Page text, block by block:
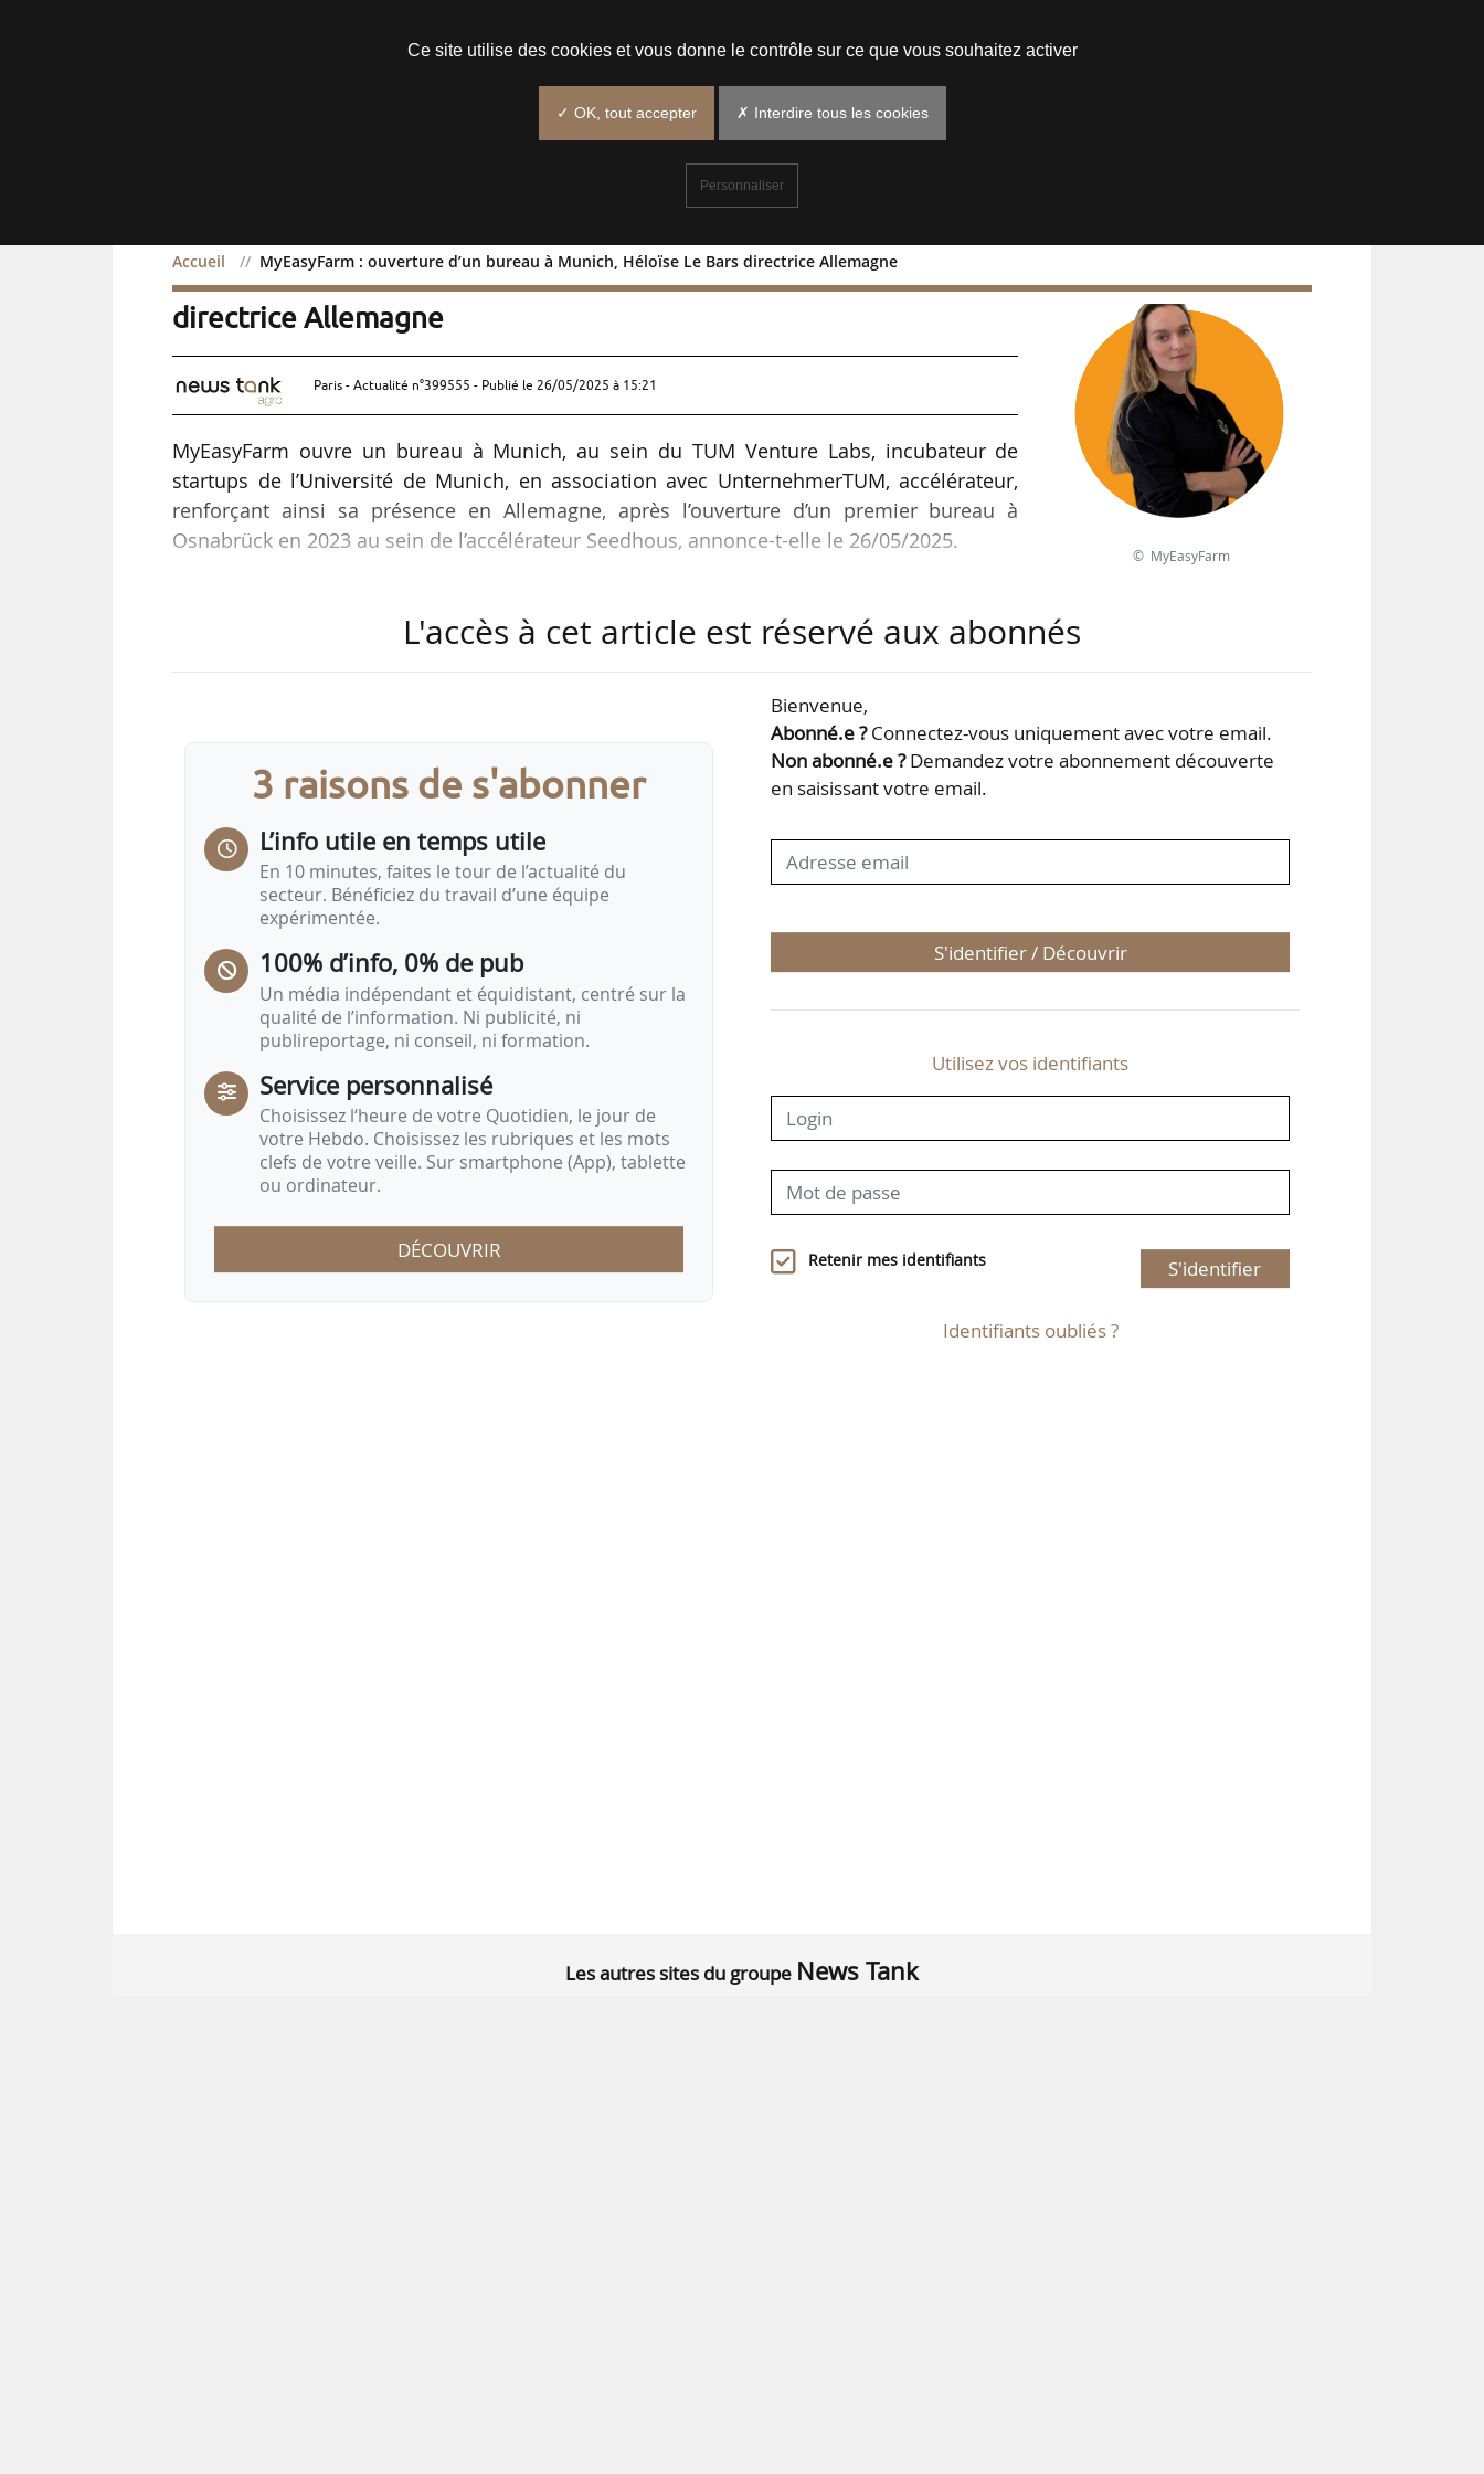
Accueil MyEasyFarm : ouverture d’un bureau à Munich, Héloïse Le Bars directrice Allemagne
MyEasyFarm : ouverture d’un bureau à Munich, Héloïse Le Bars
directrice Allemagne
Paris - Actualité n°399555 - Publié le 26/05/2025 à 15:21
MyEasyFarm ouvre un bureau à Munich, au sein du TUM Venture Labs, incubateur de
startups de l’Université de Munich, en association avec UnternehmerTUM, accélérateur,
renforçant ainsi sa présence en Allemagne, après l’ouverture d’un premier bureau à
Osnabrück en 2023 au sein de l’accélérateur Seedhous, annonce-t-elle le 26/05/2025.
en tant que directrice Allemagne, chargée du développement commercial et opérationnel
La mission prioritaire qui lui est confiée est de…
© MyEasyFarm
L'accès à cet article est réservé aux abonnés
3 raisons de s'abonner
L’info utile en temps utile
En 10 minutes, faites le tour de l’actualité du
secteur. Bénéficiez du travail d’une équipe
expérimentée.
100% d’info, 0% de pub
Un média indépendant et équidistant, centré sur la
qualité de l’information. Ni publicité, ni
publireportage, ni conseil, ni formation.
Service personnalisé
Choisissez l‘heure de votre Quotidien, le jour de
votre Hebdo. Choisissez les rubriques et les mots
clefs de votre veille. Sur smartphone (App), tablette
ou ordinateur.
DÉCOUVRIR
Bienvenue,
Abonné.e ?Connectez-vous uniquement avec votre email.
Non abonné.e ?Demandez votre abonnement découverte
en saisissant votre email.
S'identifier / Découvrir
Utilisez vos identifiants
Retenir mes identifiants S'identifier
Identifiants oubliés ?
Les autres sites du groupe News Tank
Ce site utilise des cookies et vous donne le contrôle sur ce que vous souhaitez activer
✓ OK, tout accepter ✗ Interdire tous les cookies
Personnaliser